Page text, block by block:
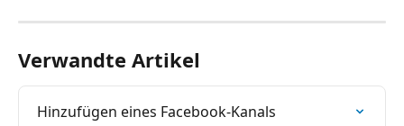
Verwandte Artikel
Hinzufügen eines Facebook-Kanals